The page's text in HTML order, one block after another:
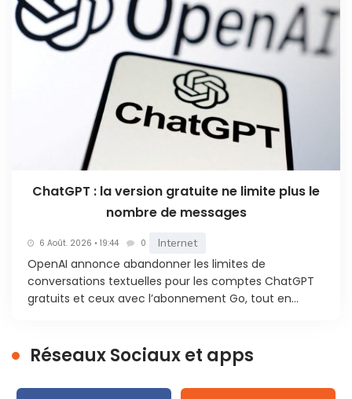
ChatGPT : la version gratuite ne limite plus le
nombre de messages
6 Août. 2026 • 19:44 0 Internet
OpenAI annonce abandonner les limites de
conversations textuelles pour les comptes ChatGPT
gratuits et ceux avec l’abonnement Go, tout en...
Réseaux Sociaux et apps